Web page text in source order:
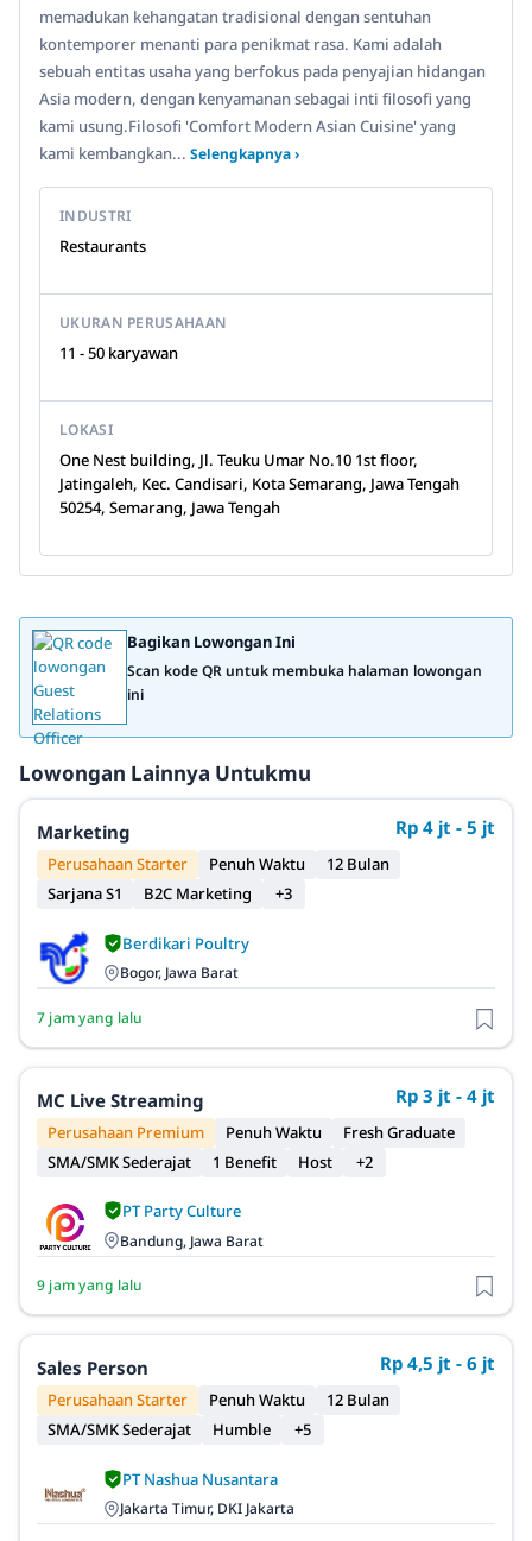
memadukan kehangatan tradisional dengan sentuhan
kontemporer menanti para penikmat rasa. Kami adalah
sebuah entitas usaha yang berfokus pada penyajian hidangan
Asia modern, dengan kenyamanan sebagai inti filosofi yang
kami usung.Filosofi 'Comfort Modern Asian Cuisine' yang
kami kembangkan... Selengkapnya ›
INDUSTRI
Restaurants
UKURAN PERUSAHAAN
11 - 50 karyawan
LOKASI
One Nest building, Jl. Teuku Umar No.10 1st floor,
Jatingaleh, Kec. Candisari, Kota Semarang, Jawa Tengah
50254, Semarang, Jawa Tengah
Bagikan Lowongan Ini
Scan kode QR untuk membuka halaman lowongan
ini
Lowongan Lainnya Untukmu
Marketing Rp 4 jt - 5 jt
Perusahaan Starter Penuh Waktu
12 Bulan
Sarjana S1
B2C Marketing +3
Berdikari Poultry
Bogor, Jawa Barat
7 jam yang lalu
MC Live Streaming Rp 3 jt - 4 jt
Perusahaan Premium Penuh Waktu
Fresh Graduate
SMA/SMK Sederajat
1 Benefit Host +2
PT Party Culture
Bandung, Jawa Barat
9 jam yang lalu
Sales Person Rp 4,5 jt - 6 jt
Perusahaan Starter Penuh Waktu
12 Bulan
SMA/SMK Sederajat
Humble +5
PT Nashua Nusantara
Jakarta Timur, DKI Jakarta